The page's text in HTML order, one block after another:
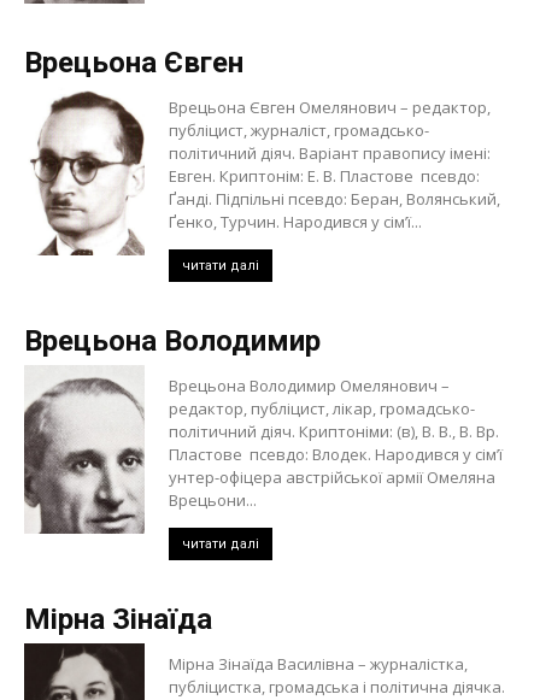
Врецьона Євген
Врецьона Євген Омелянович – редактор,
публіцист, журналіст, громадсько-
політичний діяч. Варіант правопису імені:
Евген. Криптонім: Е. В. Пластове псевдо:
Ґанді. Підпільні псевдо: Беран, Волянський,
Ґенко, Турчин. Народився у сім’ї...
читати далі
Врецьона Володимир
Врецьона Володимир Омелянович –
редактор, публіцист, лікар, громадсько-
політичний діяч. Криптоніми: (в), В. В., В. Вр.
Пластове псевдо: Влодек. Народився у сім’ї
унтер-офіцера австрійської армії Омеляна
Врецьони...
читати далі
Мірна Зінаїда
Мірна Зінаїда Василівна – журналістка,
публіцистка, громадська і політична діячка.